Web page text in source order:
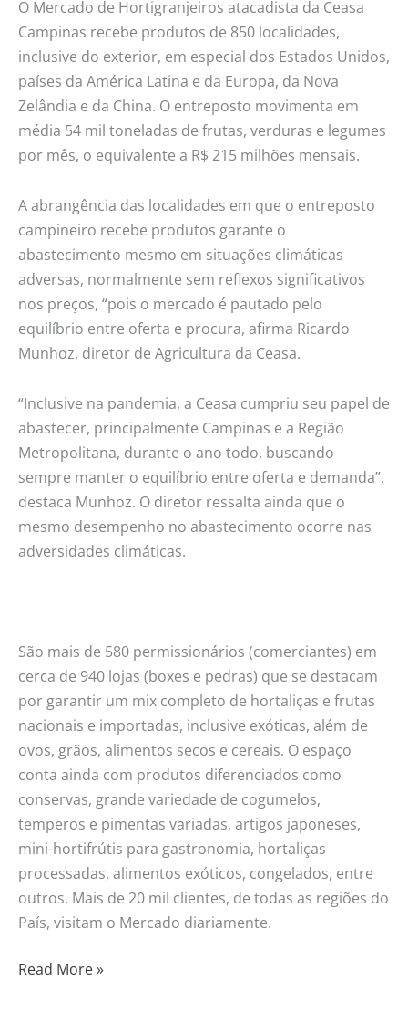
O Mercado de Hortigranjeiros atacadista da Ceasa
Campinas recebe produtos de 850 localidades,
inclusive do exterior, em especial dos Estados Unidos,
países da América Latina e da Europa, da Nova
Zelândia e da China. O entreposto movimenta em
média 54 mil toneladas de frutas, verduras e legumes
por mês, o equivalente a R$ 215 milhões mensais.
A abrangência das localidades em que o entreposto
campineiro recebe produtos garante o
abastecimento mesmo em situações climáticas
adversas, normalmente sem reflexos significativos
nos preços, “pois o mercado é pautado pelo
equilíbrio entre oferta e procura, afirma Ricardo
Munhoz, diretor de Agricultura da Ceasa.
“Inclusive na pandemia, a Ceasa cumpriu seu papel de
abastecer, principalmente Campinas e a Região
Metropolitana, durante o ano todo, buscando
sempre manter o equilíbrio entre oferta e demanda”,
destaca Munhoz. O diretor ressalta ainda que o
mesmo desempenho no abastecimento ocorre nas
adversidades climáticas.
São mais de 580 permissionários (comerciantes) em
cerca de 940 lojas (boxes e pedras) que se destacam
por garantir um mix completo de hortaliças e frutas
nacionais e importadas, inclusive exóticas, além de
ovos, grãos, alimentos secos e cereais. O espaço
conta ainda com produtos diferenciados como
conservas, grande variedade de cogumelos,
temperos e pimentas variadas, artigos japoneses,
mini-hortifrútis para gastronomia, hortaliças
processadas, alimentos exóticos, congelados, entre
outros. Mais de 20 mil clientes, de todas as regiões do
País, visitam o Mercado diariamente.
Read More »